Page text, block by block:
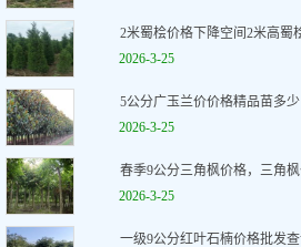
2米蜀桧价格下降空间2米高蜀
2026-3-25
5公分广玉兰价价格精品苗多少
2026-3-25
春季9公分三角枫价格，三角
2026-3-25
一级9公分红叶石楠价格批发